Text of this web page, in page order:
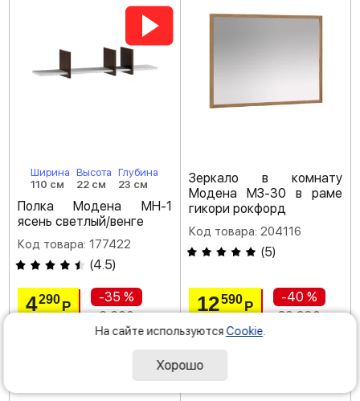
Ширина
110 см
Высота
22 см
Глубина
23 см
Полка Модена МН-1
ясень светлый/венге
Код товара: 177422
(4.5)
4290Р
-35 %
6 600
Зеркало в комнату
Модена МЗ-30 в раме
гикори рокфорд
Код товара: 204116
(5)
12590Р
-40 %
20 980
На сайте используются Cookie
Хорошо